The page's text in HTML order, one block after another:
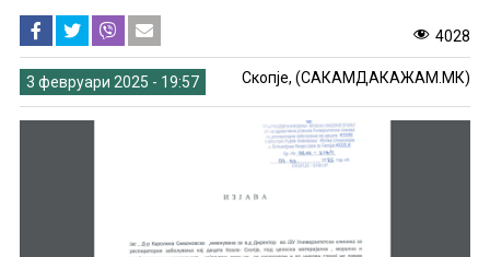
4028
3 февруари 2025 - 19:57 Скопје, (САКАМДАКАЖАМ.МК)